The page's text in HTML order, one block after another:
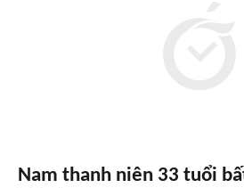
Nam thanh niên 33 tuổi